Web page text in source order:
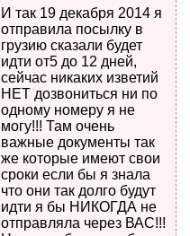
И так 19 декабря 2014 я
отправила посылку в
грузию сказали будет
идти от5 до 12 дней,
сейчас никаких изветий
НЕТ дозвониться ни по
одному номеру я не
могу!!! Там очень
важные документы так
же которые имеют свои
сроки если бы я знала
что они так долго будут
идти я бы НИКОГДА не
отправляла через ВАС!!!